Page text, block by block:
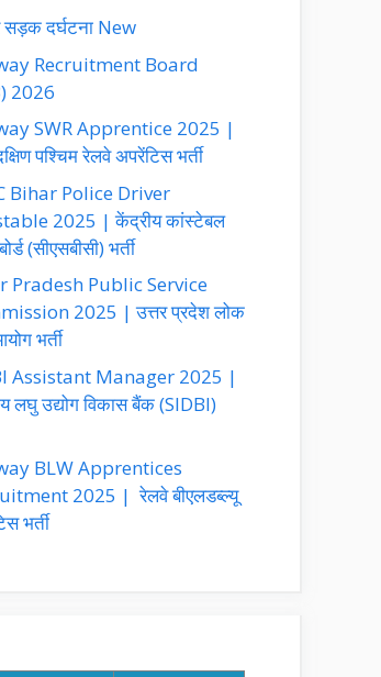
सड़क दर्घटना New
Recruitment Board
2026
SWR Apprentice 2025 |
पश्चिम रेलवे अपरेंटिस भर्ती
Bihar Police Driver
2025 | केंद्रीय कांस्टेबल
(सीएसबीसी) भर्ती
Pradesh Public Service
2025 | उत्तर प्रदेश लोक
भर्ती
Assistant Manager 2025 |
लघु उद्योग विकास बैंक (SIDBI)
BLW Apprentices
2025 | रेलवे बीएलडब्ल्यू
भर्ती